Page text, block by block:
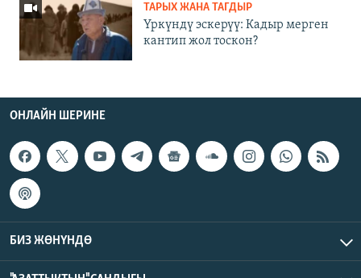
ТАРЫХ ЖАНА ТАГДЫР
Үркүндү эскерүү: Кадыр мерген
кантип жол тоскон?
ОНЛАЙН ШЕРИНЕ
БИЗ ЖӨНҮНДӨ